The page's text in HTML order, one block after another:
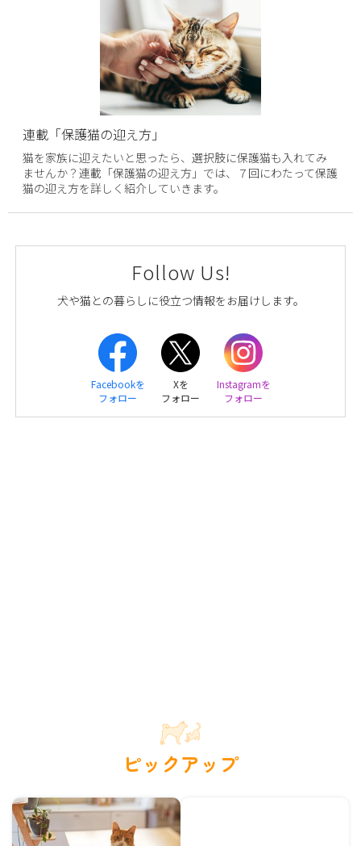
連載「保護猫の迎え方」
猫を家族に迎えたいと思ったら、選択肢に保護猫も入れてみ
ませんか？連載「保護猫の迎え方」では、７回にわたって保護
猫の迎え方を詳しく紹介していきます。
Follow Us!
犬や猫との暮らしに役立つ情報をお届けします。
Facebookを
フォロー
Xを
フォロー
Instagramを
フォロー
ピックアップ